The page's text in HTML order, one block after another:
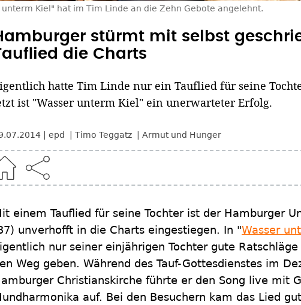
unterm Kiel" hat im Tim Linde an die Zehn Gebote angelehnt.
stürmt mit selbst
die Charts
hatte Tim Linde nur ein Tauflied für seine
ist "Wasser unterm Kiel" ein unerwarteter Erfolg.
epd Timo Teggatz Armut und Hunger
einem Tauflied für seine Tochter ist der Hamburger
unverhofft in die Charts eingestiegen. In "Wasser
nur seiner einjährigen Tochter gute
Weg geben. Während des Tauf-Gottesdienstes im
Christianskirche führte er den Song live mit
auf. Bei den Besuchern kam das Lied